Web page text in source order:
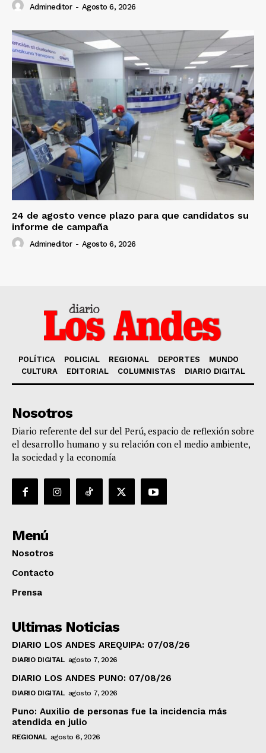
Admineditor - Agosto 6, 2026
24 de agosto vence plazo para que candidatos su
informe de campaña
Admineditor - Agosto 6, 2026
POLÍTICA POLICIAL REGIONAL DEPORTES
MUNDO
CULTURA
EDITORIAL COLUMNISTAS DIARIO DIGITAL
Nosotros
Diario referente del sur del Perú, espacio de reflexión sobre
el desarrollo humano y su relación con el medio ambiente,
la sociedad y la economía
Menú
Nosotros
Contacto
Prensa
Ultimas Noticias
DIARIO LOS ANDES AREQUIPA: 07/08/26
DIARIO DIGITAL agosto 7, 2026
DIARIO LOS ANDES PUNO: 07/08/26
DIARIO DIGITAL agosto 7, 2026
Puno: Auxilio de personas fue la incidencia más
atendida en julio
REGIONAL agosto 6, 2026